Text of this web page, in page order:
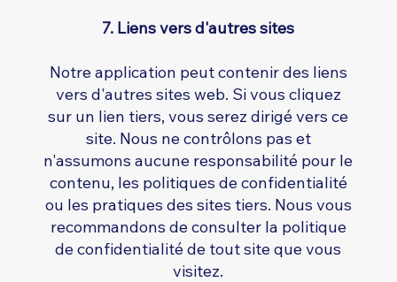
7. Liens vers d'autres sites
Notre application peut contenir des liens
vers d'autres sites web. Si vous cliquez
sur un lien tiers, vous serez dirigé vers ce
site. Nous ne contrôlons pas et
n'assumons aucune responsabilité pour le
contenu, les politiques de confidentialité
ou les pratiques des sites tiers. Nous vous
recommandons de consulter la politique
de confidentialité de tout site que vous
visitez.